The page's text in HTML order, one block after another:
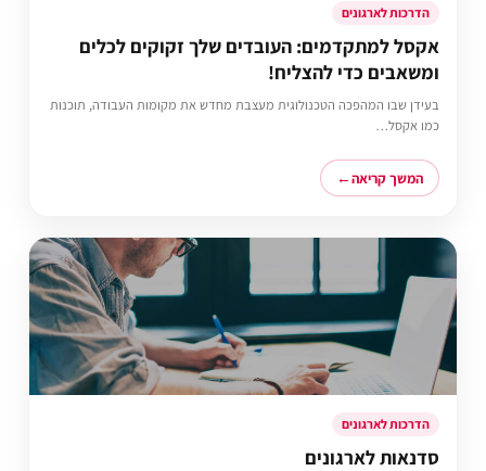
הדרכות לארגונים
אקסל למתקדמים: העובדים שלך זקוקים לכלים
ומשאבים כדי להצליח!
בעידן שבו המהפכה הטכנולוגית מעצבת מחדש את מקומות העבודה, תוכנות
כמו אקסל…
המשך קריאה
הדרכות לארגונים
סדנאות לארגונים